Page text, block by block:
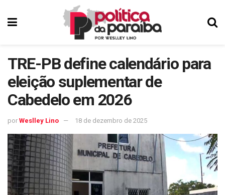
TRE-PB define calendário para
eleição suplementar de
Cabedelo em 2026
por Weslley Lino 18 de dezembro de 2025